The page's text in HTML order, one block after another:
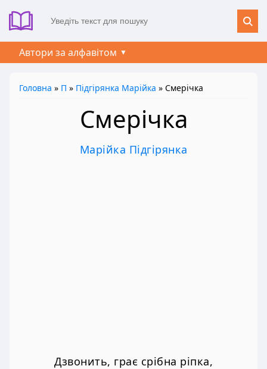
Автори за алфавітом
Головна » П » Підгірянка Марійка » Смерічка
Смерічка
Марійка Підгірянка
Дзвонить, грає срібна ріпка,